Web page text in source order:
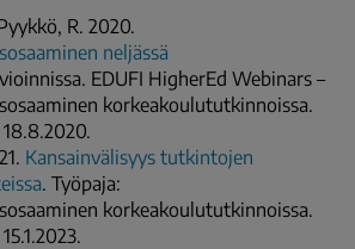
R. 2020.
neljässä
EDUFI HigherEd Webinars –
korkeakoulututkinnoissa.
Kansainvälisyys tutkintojen
. Työpaja:
korkeakoulututkinnoissa.